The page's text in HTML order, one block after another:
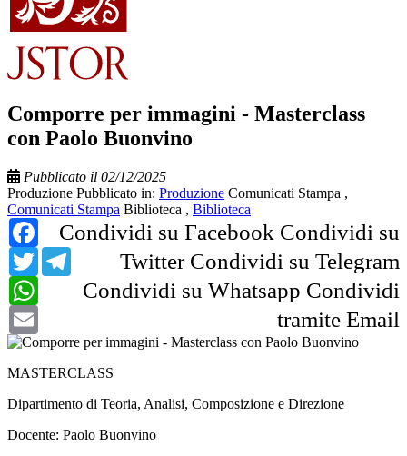
Comporre per immagini - Masterclass
con Paolo Buonvino
Pubblicato il 02/12/2025
Produzione Pubblicato in: Produzione Comunicati Stampa ,
Comunicati Stampa Biblioteca , Biblioteca
Condividi su Facebook
Facebook
Condividi su
Twitter
Twitter Condividi su Telegram
Telegram
Condividi su Whatsapp
WhatsApp
Condividi
tramite Email
MASTERCLASS
Dipartimento di Teoria, Analisi, Composizione e Direzione
Docente: Paolo Buonvino